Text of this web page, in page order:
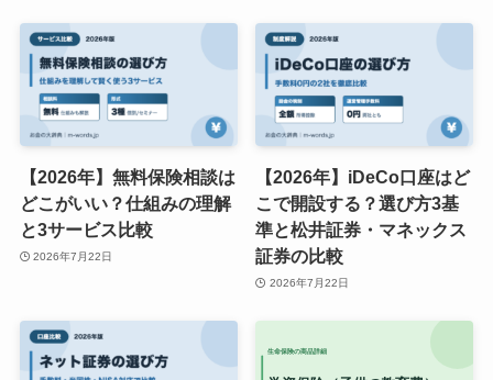
【2026年】無料保険相談は
どこがいい？仕組みの理解
と3サービス比較
2026年7月22日
【2026年】iDeCo口座はど
こで開設する？選び方3基
準と松井証券・マネックス
証券の比較
2026年7月22日